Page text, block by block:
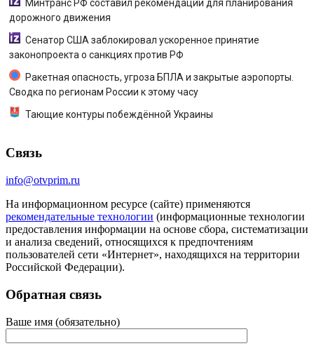
Минтранс РФ составил рекомендации для планирования
дорожного движения
Сенатор США заблокировал ускоренное принятие
законопроекта о санкциях против РФ
Ракетная опасность, угроза БПЛА и закрытые аэропорты.
Сводка по регионам России к этому часу
Тающие контуры побеждённой Украины
Связь
info@otvprim.ru
На информационном ресурсе (сайте) применяются
рекомендательные технологии (информационные технологии
предоставления информации на основе сбора, систематизации
и анализа сведений, относящихся к предпочтениям
пользователей сети «Интернет», находящихся на территории
Российской Федерации).
Обратная связь
Ваше имя (обязательно)